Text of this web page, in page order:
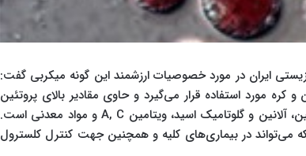
ایران در مورد خصوصیات ارزشمند این گونه میکربی گفت:
مورد استفاده قرار می‌گیرد و حاوی مقادیر بالای پروتئین
شبیه بافت‌های جانوری و سرشار از اسیدهای آمینه آرژنین، آلانین و گلوتامیک اسید، ویتامین A, C و مواد معدنی است.
می‌تواند در بیماری‌های کلیه و همچنین جهت کنترل کلسترول